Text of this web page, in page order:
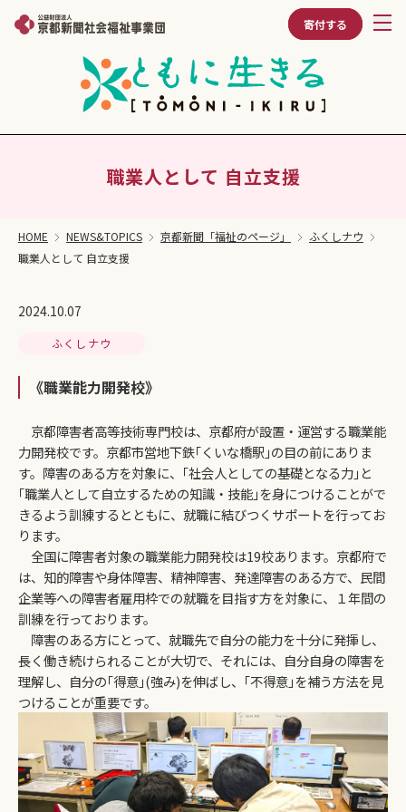
寄付する
職業人として 自立支援
HOME NEWS&TOPICS 京都新聞「福祉のページ」
ふくしナウ
職業人として 自立支援
2024.10.07
ふくしナウ
《職業能力開発校》
京都障害者高等技術専門校は、京都府が設置・運営する職業能
力開発校です。京都市営地下鉄｢くいな橋駅｣の目の前にありま
す。障害のある方を対象に、｢社会人としての基礎となる力｣と
｢職業人として自立するための知識・技能｣を身につけることがで
きるよう訓練するとともに、就職に結びつくサポートを行ってお
ります。
全国に障害者対象の職業能力開発校は19校あります。京都府で
は、知的障害や身体障害、精神障害、発達障害のある方で、民間
企業等への障害者雇用枠での就職を目指す方を対象に、１年間の
訓練を行っております。
障害のある方にとって、就職先で自分の能力を十分に発揮し、
長く働き続けられることが大切で、それには、自分自身の障害を
理解し、自分の｢得意｣(強み)を伸ばし、｢不得意｣を補う方法を見
つけることが重要です。